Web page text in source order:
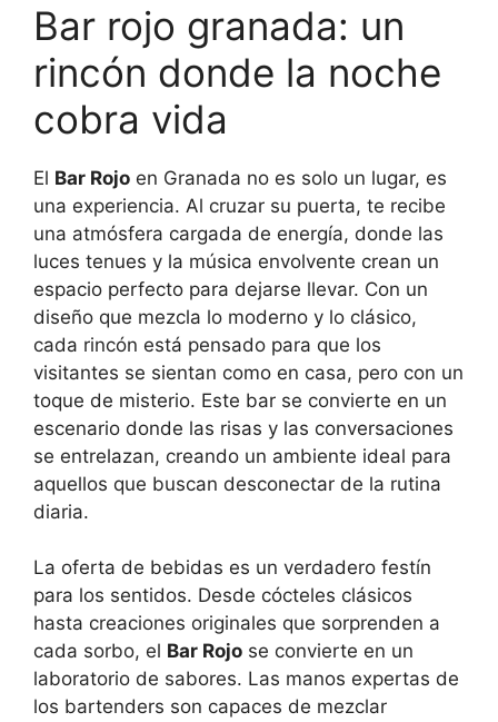
Bar rojo granada: un
rincón donde la noche
cobra vida
El Bar Rojo en Granada no es solo un lugar, es
una experiencia. Al cruzar su puerta, te recibe
una atmósfera cargada de energía, donde las
luces tenues y la música envolvente crean un
espacio perfecto para dejarse llevar. Con un
diseño que mezcla lo moderno y lo clásico,
cada rincón está pensado para que los
visitantes se sientan como en casa, pero con un
toque de misterio. Este bar se convierte en un
escenario donde las risas y las conversaciones
se entrelazan, creando un ambiente ideal para
aquellos que buscan desconectar de la rutina
diaria.
La oferta de bebidas es un verdadero festín
para los sentidos. Desde cócteles clásicos
hasta creaciones originales que sorprenden a
cada sorbo, el Bar Rojo se convierte en un
laboratorio de sabores. Las manos expertas de
los bartenders son capaces de mezclar